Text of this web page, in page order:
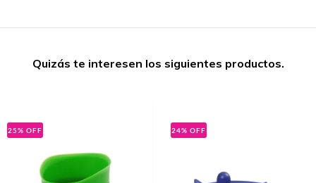
Quizás te interesen los siguientes productos.
25% OFF 24% OFF